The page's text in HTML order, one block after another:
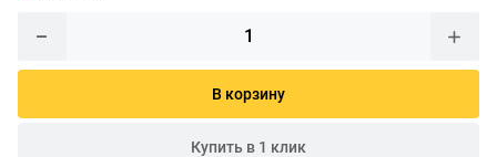
В корзину
Купить в 1 клик